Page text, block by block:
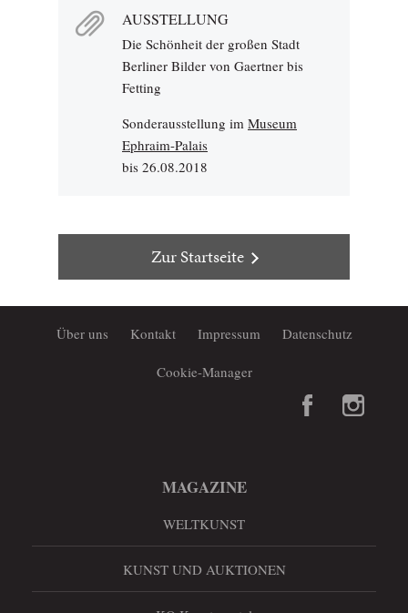
AUSSTELLUNG
Die Schönheit der großen Stadt
Berliner Bilder von Gaertner bis
Fetting
Sonderausstellung im Museum
Ephraim-Palais
bis 26.08.2018
Zur Startseite
Über uns Kontakt Impressum Datenschutz
Cookie-Manager
MAGAZINE
WELTKUNST
KUNST UND AUKTIONEN